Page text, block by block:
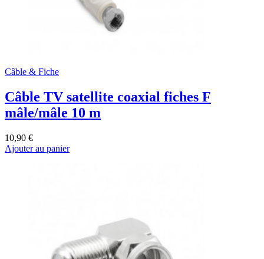
Câble & Fiche
Câble TV satellite coaxial fiches F
mâle/mâle 10 m
10,90 €
Ajouter au panier